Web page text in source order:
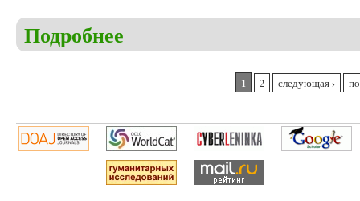
Подробнее
1 2 следующая ›